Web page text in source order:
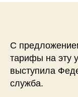
С
тарифы на эту
выступила
служба.